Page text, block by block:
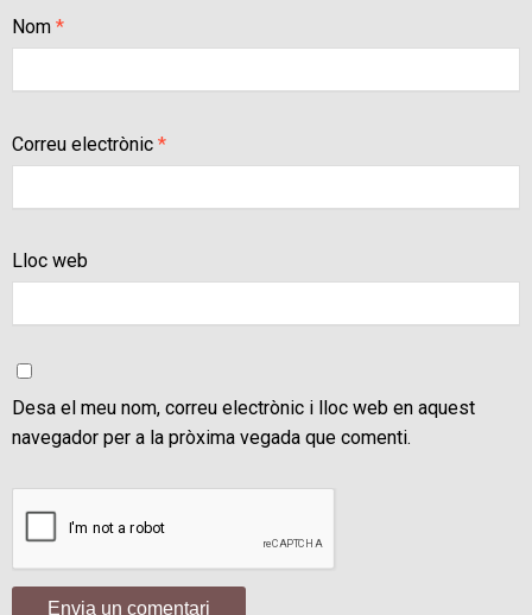
Nom *
Correu electrònic *
Lloc web
Desa el meu nom, correu electrònic i lloc web en aquest
navegador per a la pròxima vegada que comenti.